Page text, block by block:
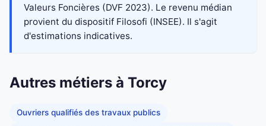
Valeurs Foncières (DVF 2023). Le revenu médian
provient du dispositif Filosofi (INSEE). Il s'agit
d'estimations indicatives.
Autres métiers à Torcy
Ouvriers qualifiés des travaux publics